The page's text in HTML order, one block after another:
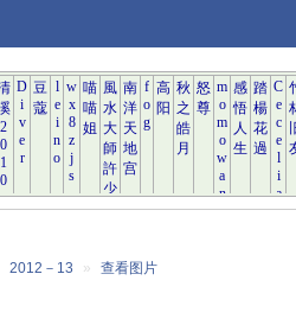
2012－13 » 查看图片